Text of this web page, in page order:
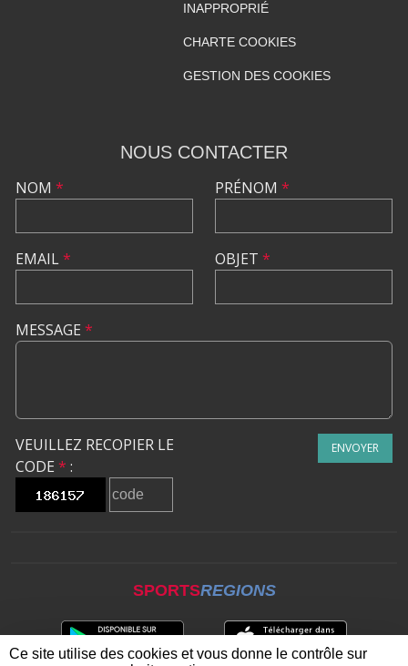
INAPPROPRIÉ
CHARTE COOKIES
GESTION DES COOKIES
NOUS CONTACTER
NOM *
EMAIL*
PRÉNOM *
OBJET *
MESSAGE *
VEUILLEZ RECOPIER LE
CODE * :
ENVOYER
SPORTSREGIONS
Ce site utilise des cookies et vous donne le contrôle sur